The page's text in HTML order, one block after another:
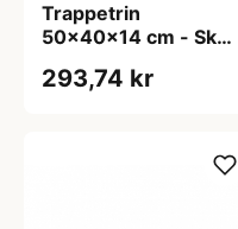
Trappetrin
50x40x14 cm - Skrå
293,74 kr